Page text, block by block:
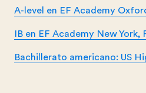
A-level en EF Academy
IB en EF Academy New York,
Bachillerato americano: US